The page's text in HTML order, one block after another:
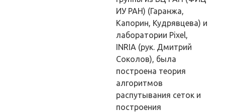
ИУ РАН) (Гаранжа,
Капорин, Кудрявцева) и
лаборатории Pixel,
INRIA (рук. Дмитрий
Соколов), была
построена теория
алгоритмов
распутывания сеток и
построения